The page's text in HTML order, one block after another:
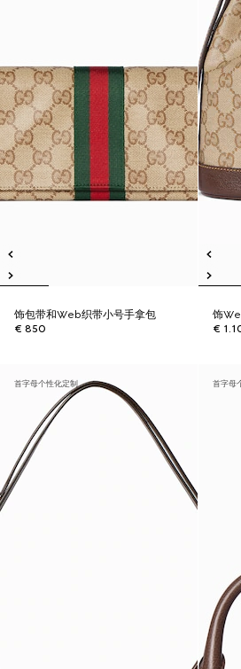
饰包带和Web织带小号手拿包
€ 850
饰
€
首字母个性化定制 首字母